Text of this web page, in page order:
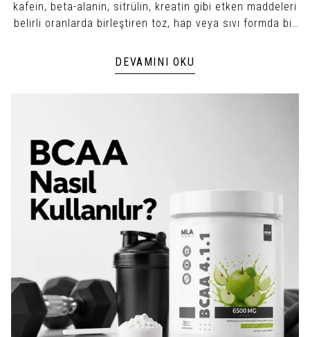
kafein, beta-alanin, sitrülin, kreatin gibi etken maddeleri
belirli oranlarda birleştiren toz, hap veya sıvı formda bir
DEVAMINI OKU